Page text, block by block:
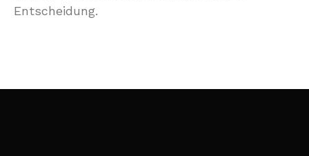
Entscheidung.